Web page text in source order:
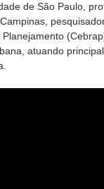
de São Paulo,
atuando